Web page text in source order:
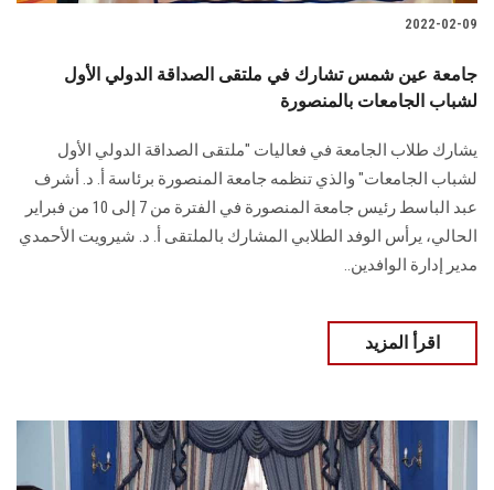
الزائـرون
سجل الان
2022-02-09
جامعة عين شمس تشارك في ملتقى الصداقة الدولي الأول
لشباب الجامعات بالمنصورة
يشارك طلاب الجامعة في فعاليات "ملتقى الصداقة الدولي الأول
لشباب الجامعات" والذي تنظمه جامعة المنصورة برئاسة أ. د. أشرف
عبد الباسط رئيس جامعة المنصورة في الفترة من 7 إلى 10 من فبراير
الحالي، يرأس الوفد الطلابي المشارك بالملتقى أ. د. شيرويت الأحمدي
مدير إدارة الوافدين..
اقرأ المزيد